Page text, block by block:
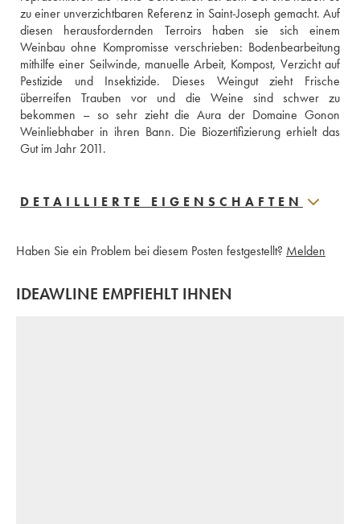
zu einer unverzichtbaren Referenz in Saint-Joseph gemacht. Auf
diesen herausfordernden Terroirs haben sie sich einem
Weinbau ohne Kompromisse verschrieben: Bodenbearbeitung
mithilfe einer Seilwinde, manuelle Arbeit, Kompost, Verzicht auf
Pestizide und Insektizide. Dieses Weingut zieht Frische
überreifen Trauben vor und die Weine sind schwer zu
bekommen – so sehr zieht die Aura der Domaine Gonon
Weinliebhaber in ihren Bann. Die Biozertifizierung erhielt das
Gut im Jahr 2011.
DETAILLIERTE EIGENSCHAFTEN
Haben Sie ein Problem bei diesem Posten festgestellt? Melden
IDEAWLINE EMPFIEHLT IHNEN